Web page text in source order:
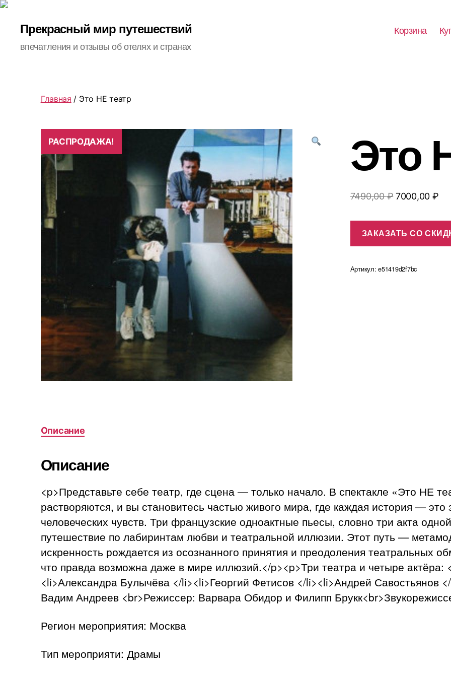
Прекрасный мир путешествий
впечатления и отзывы об отелях и странах
Корзина
Главная / Это НЕ театр
РАСПРОДАЖА! Это
7490,00₽
составляла
7490,00 ₽.
7000,00 ₽
ЗАКАЗАТЬ СО
Артикул:e51419d2f7bc
Описание
Описание
<p>Представьте себе театр, где сцена — только начало. В спектакле «Это НЕ
растворяются, и вы становитесь частью живого мира, где каждая история —
человеческих чувств. Три французские одноактные пьесы, словно три акта
путешествие по лабиринтам любви и театральной иллюзии. Этот путь —
искренность рождается из осознанного принятия и преодоления театральных
что правда возможна даже в мире иллюзий.</p><p>Три театра и четыре актёра:
<li>Александра Булычёва </li><li>Георгий Фетисов </li><li>Андрей Савостьянов
Вадим Андреев <br>Режиссер: Варвара Обидор и Филипп
Регион мероприятия: Москва
Тип мероприяти: Драмы